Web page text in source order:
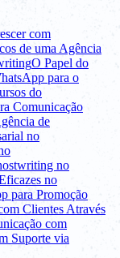
com
de uma Agência
O Papel do
para o
do
Comunicação
de
no
no
no
para Promoção
Clientes Através
com
Suporte via